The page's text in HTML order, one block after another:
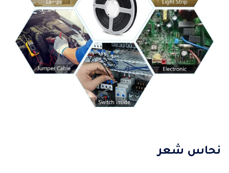
نحاس شعر